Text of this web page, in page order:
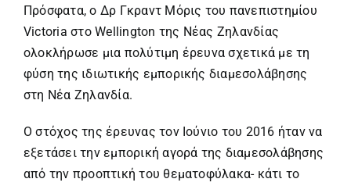
Πρόσφατα, ο Δρ Γκραντ Μόρις του πανεπιστημίου
Victoria στο Wellington της Νέας Ζηλανδίας
ολοκλήρωσε μια πολύτιμη έρευνα σχετικά με τη
φύση της ιδιωτικής εμπορικής διαμεσολάβησης
στη Νέα Ζηλανδία.
Ο στόχος της έρευνας τον Ιούνιο του 2016 ήταν να
εξετάσει την εμπορική αγορά της διαμεσολάβησης
από την προοπτική του θεματοφύλακα- κάτι το